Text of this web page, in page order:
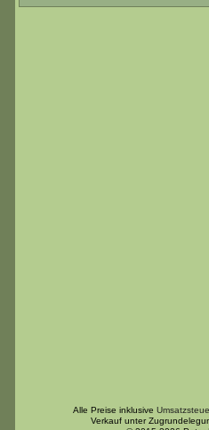
Alle Preise inklusive
Verkauf unter